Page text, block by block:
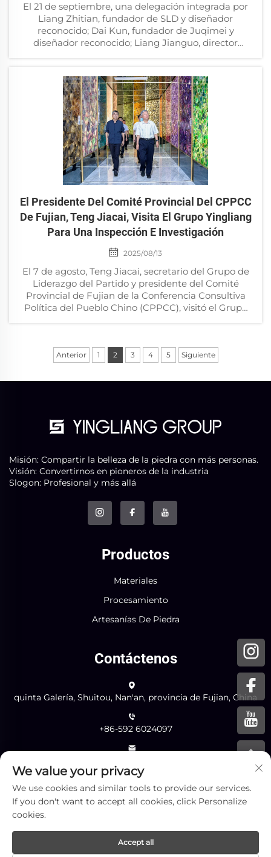
El 21 de septiembre, una delegación integrada por
Liang Zhitian, fundador de SLD y diseñador
reconocido; Dai Kun, fundador de Juqimei y
diseñador reconocido; Liang Jianguo, director
El Presidente Del Comité Provincial Del CPPCC
De Fujian, Teng Jiacai, Visita El Grupo Yingliang
Para Una Inspección E Investigación
2025/08/13
El 7 de agosto, Teng Jiacai, secretario del Grupo de
Liderazgo del Partido y presidente del Comité
Provincial de Fujian de la Conferencia Consultiva
Política del Pueblo Chino (CPPCC), visitó el Grupo
Anterior 1 2 3 4 5 Siguiente
Misión: Compartir la belleza de la piedra con más personas.
Visión: Convertirnos en pioneros de la industria
Slogon: Profesional y más allá
Productos
Materiales
Procesamiento
Artesanías De Piedra
Contáctenos
quinta Galería, Shuitou, Nan'an, provincia de Fujian, China
+86-592 6024097
Enviar
We value your privacy
We use cookies and similar tools to provide our services.
If you don't want to accept all cookies, click Personalize
cookies.
Accept all